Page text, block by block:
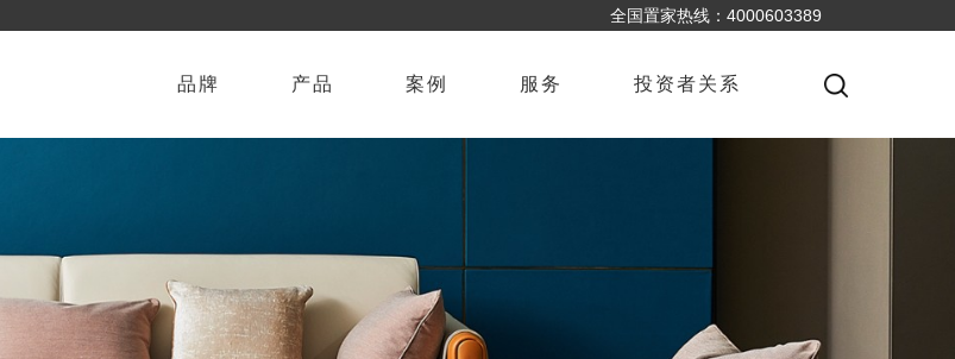
全国置家热线：4000603389
品牌 产品 案例 服务 投资者关系